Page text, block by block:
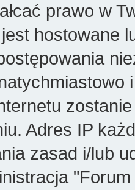
prawo w
jest hostowane
Adres IP
zasad i/lub